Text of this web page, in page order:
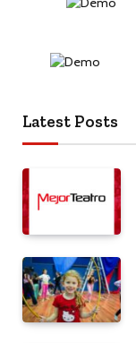
Latest Posts